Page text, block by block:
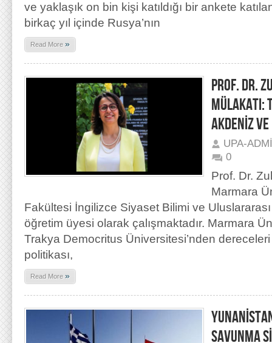
ve yaklaşık on bin kişi katıldığı bir ankete
birkaç yıl içinde Rusya’nın
Read More »
PROF. DR.
MÜLAKATI:
AKDENİZ
UPA-
0
Prof. Dr.
Marmara
Fakültesi İngilizce Siyaset Bilimi ve
öğretim üyesi olarak çalışmaktadır. Marmara
Trakya Democritus Üniversitesi’nden
politikası,
Read More »
SAVUNMA